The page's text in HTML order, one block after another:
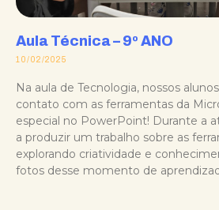
Aula Técnica – 9º ANO
10/02/2025
Na aula de Tecnologia, nossos
contato com as ferramentas da
especial no PowerPoint! Durante a
a produzir um trabalho sobre as
explorando criatividade e
fotos desse momento de